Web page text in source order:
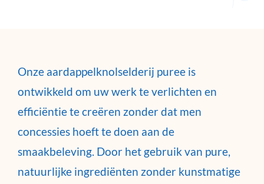
Onze aardappelknolselderij puree is
ontwikkeld om uw werk te verlichten en
efficiëntie te creëren zonder dat men
concessies hoeft te doen aan de
smaakbeleving. Door het gebruik van pure,
natuurlijke ingrediënten zonder kunstmatige